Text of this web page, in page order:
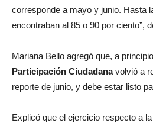
corresponde a mayo y junio. Hasta
encontraban al 85 o 90 por ciento”,
Mariana Bello agregó que, a
Participación Ciudadanavolvió a
reporte de junio, y debe estar listo
Explicó que el ejercicio respecto a